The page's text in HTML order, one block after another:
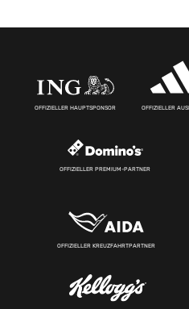
OFFIZIELLER HAUPTSPONSOR OFFIZIELLER
OFFIZIELLER PREMIUM-PARTNER
OFFIZIELLER KREUZFAHRTPARTNER